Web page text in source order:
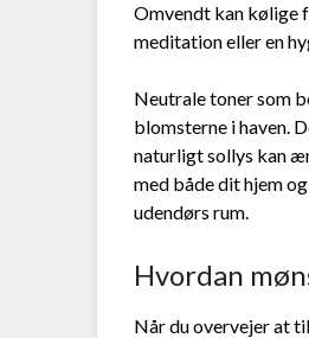
Omvendt kan kølige
meditation eller en
Neutrale toner som
blomsterne i haven.
naturligt sollys kan
med både dit hjem
udendørs rum.
Hvordan
Når du overvejer at